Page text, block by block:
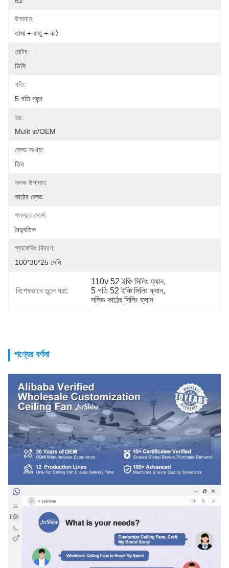
উপাদান:
তামা + ধাতু + কাঠ
মোটর:
ডিসি
গতি:
5 গতি পছন্দ
রঙ:
Mulit রং/OEM
ব্লেড সংখ্যা:
তিন
ফলক উপাদান:
কাঠের ব্লেড
পাওয়ার সোর্স:
বৈদ্যুতিক
প্যাকেজিং বিবরণ:
100*30*25 সেমি
বিশেষভাবে তুলে ধরা:
110v 52 ইঞ্চি সিলিং ফ্যান,
5 গতি 52 ইঞ্চি সিলিং ফ্যান,
সলিড কাঠের সিলিং ফ্যান
পণ্যের বর্ণনা